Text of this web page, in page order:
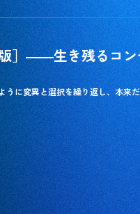
］――生き残るコン
に変異と選択を繰り返し、本来